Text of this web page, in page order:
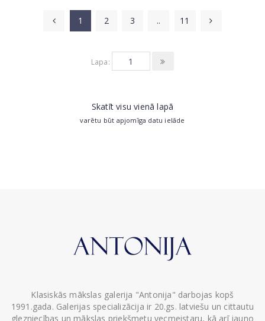
1 2 3 .. 11
Lapa:
Skatīt visu vienā lapā
varētu būt apjomīga datu ielāde
Klasiskās mākslas galerija "Antonija" darbojas kopš
1991.gada. Galerijas specializācija ir 20.gs. latviešu un cittautu
glezniecības un mākslas priekšmetu vecmeistaru, kā arī jauno